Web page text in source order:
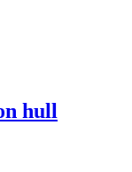
hull